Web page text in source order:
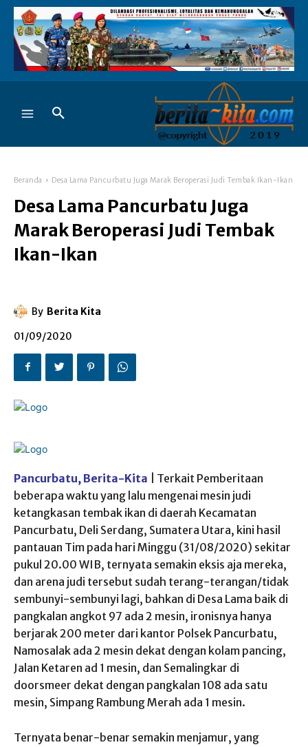
Beranda Desa Lama Pancurbatu Juga Marak Beroperasi Judi Tembak Ikan-Ikan
Desa Lama Pancurbatu Juga
Marak Beroperasi Judi Tembak
Ikan-Ikan
By Berita Kita
01/09/2020
Pancurbatu, Berita-Kita | Terkait Pemberitaan
beberapa waktu yang lalu mengenai mesin judi
ketangkasan tembak ikan di daerah Kecamatan
Pancurbatu, Deli Serdang, Sumatera Utara, kini hasil
pantauan Tim pada hari Minggu (31/08/2020) sekitar
pukul 20.00 WIB, ternyata semakin eksis aja mereka,
dan arena judi tersebut sudah terang-terangan/tidak
sembunyi-sembunyi lagi, bahkan di Desa Lama baik di
pangkalan angkot 97 ada 2 mesin, ironisnya hanya
berjarak 200 meter dari kantor Polsek Pancurbatu,
Namosalak ada 2 mesin dekat dengan kolam pancing,
Jalan Ketaren ad 1 mesin, dan Semalingkar di
doorsmeer dekat dengan pangkalan 108 ada satu
mesin, Simpang Rambung Merah ada 1 mesin.
Ternyata benar-benar semakin menjamur, yang